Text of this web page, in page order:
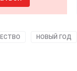
НОВЫЙ ГОД